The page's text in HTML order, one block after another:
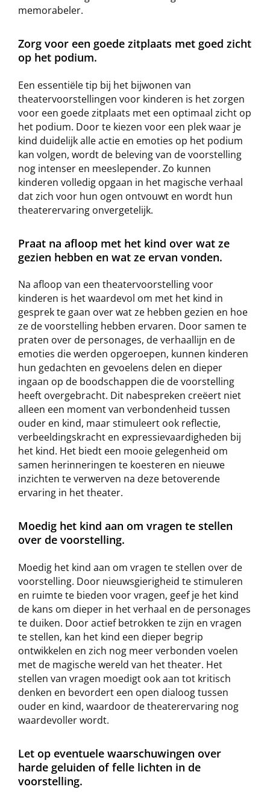
memorabeler.
Zorg voor een goede zitplaats met goed zicht
op het podium.
Een essentiële tip bij het bijwonen van
theatervoorstellingen voor kinderen is het zorgen
voor een goede zitplaats met een optimaal zicht op
het podium. Door te kiezen voor een plek waar je
kind duidelijk alle actie en emoties op het podium
kan volgen, wordt de beleving van de voorstelling
nog intenser en meeslepender. Zo kunnen
kinderen volledig opgaan in het magische verhaal
dat zich voor hun ogen ontvouwt en wordt hun
theaterervaring onvergetelijk.
Praat na afloop met het kind over wat ze
gezien hebben en wat ze ervan vonden.
Na afloop van een theatervoorstelling voor
kinderen is het waardevol om met het kind in
gesprek te gaan over wat ze hebben gezien en hoe
ze de voorstelling hebben ervaren. Door samen te
praten over de personages, de verhaallijn en de
emoties die werden opgeroepen, kunnen kinderen
hun gedachten en gevoelens delen en dieper
ingaan op de boodschappen die de voorstelling
heeft overgebracht. Dit nabespreken creëert niet
alleen een moment van verbondenheid tussen
ouder en kind, maar stimuleert ook reflectie,
verbeeldingskracht en expressievaardigheden bij
het kind. Het biedt een mooie gelegenheid om
samen herinneringen te koesteren en nieuwe
inzichten te verwerven na deze betoverende
ervaring in het theater.
Moedig het kind aan om vragen te stellen
over de voorstelling.
Moedig het kind aan om vragen te stellen over de
voorstelling. Door nieuwsgierigheid te stimuleren
en ruimte te bieden voor vragen, geef je het kind
de kans om dieper in het verhaal en de personages
te duiken. Door actief betrokken te zijn en vragen
te stellen, kan het kind een dieper begrip
ontwikkelen en zich nog meer verbonden voelen
met de magische wereld van het theater. Het
stellen van vragen moedigt ook aan tot kritisch
denken en bevordert een open dialoog tussen
ouder en kind, waardoor de theaterervaring nog
waardevoller wordt.
Let op eventuele waarschuwingen over
harde geluiden of felle lichten in de
voorstelling.